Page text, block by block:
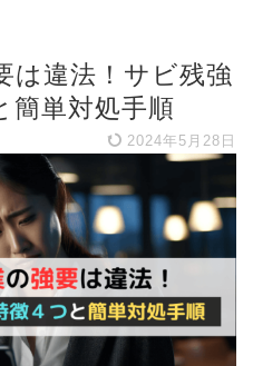
は違法！サビ残強
簡単対処手順
2024年5月28日